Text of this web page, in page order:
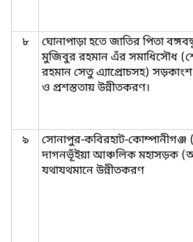
৮
ঘোনাপাড়া হতে জাতির পিতা
মুজিবুর রহমান এঁর সমাধিসৌধ
রহমান সেতু এ্যাপ্রোচসহ)
ও প্রশস্ততায় উন্নীতকরণ।
৯
সোনাপুর-কবিরহাট-কোম্পানীগঞ্জ
দাগনভূঁইয়া আঞ্চলিক মহাসড়ক
যথাযথমানে উন্নীতকরণ